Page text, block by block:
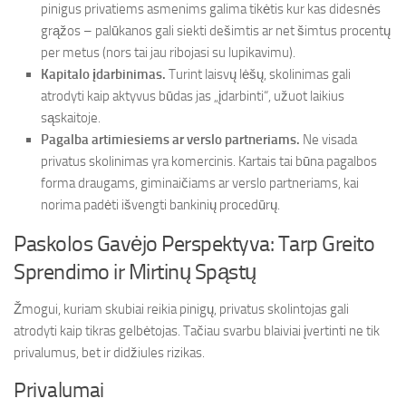
pinigus privatiems asmenims galima tikėtis kur kas didesnės
grąžos – palūkanos gali siekti dešimtis ar net šimtus procentų
per metus (nors tai jau ribojasi su lupikavimu).
Kapitalo įdarbinimas. Turint laisvų lėšų, skolinimas gali
atrodyti kaip aktyvus būdas jas „įdarbinti“, užuot laikius
sąskaitoje.
Pagalba artimiesiems ar verslo partneriams. Ne visada
privatus skolinimas yra komercinis. Kartais tai būna pagalbos
forma draugams, giminaičiams ar verslo partneriams, kai
norima padėti išvengti bankinių procedūrų.
Paskolos Gavėjo Perspektyva: Tarp Greito
Sprendimo ir Mirtinų Spąstų
Žmogui, kuriam skubiai reikia pinigų, privatus skolintojas gali
atrodyti kaip tikras gelbėtojas. Tačiau svarbu blaiviai įvertinti ne tik
privalumus, bet ir didžiules rizikas.
Privalumai